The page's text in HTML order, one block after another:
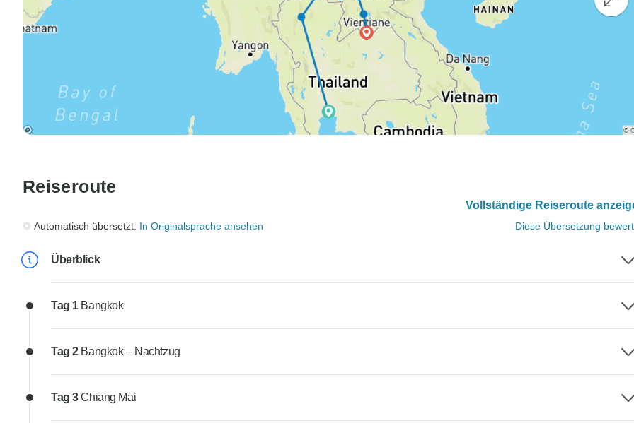
Reiseroute
Vollständige Reiseroute
Automatisch übersetzt. In Originalsprache ansehen Diese Übersetzung
Überblick
Tag 1 Bangkok
Tag 2 Bangkok – Nachtzug
Tag 3Chiang Mai